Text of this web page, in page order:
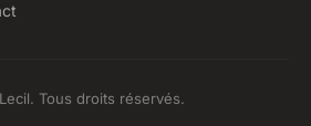
Tous droits réservés.